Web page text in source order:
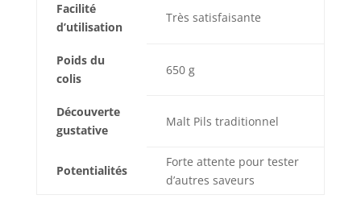
nécessite pas de
fermentation : ils
claire, elle a une
équilibrée avec le
houblon. Elle est
Facilité
d’utilisation
Très satisfaisante
Poids du
colis
650 g
Découverte
gustative
Malt Pils traditionnel
Potentialités
Forte attente pour tester
d’autres saveurs